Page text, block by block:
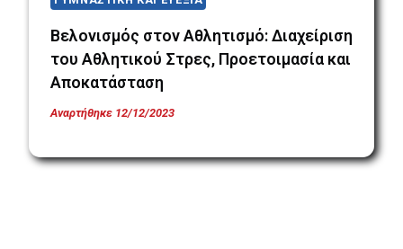
Βελονισμός στον Αθλητισμό: Διαχείριση
του Αθλητικού Στρες, Προετοιμασία και
Αποκατάσταση
Αναρτήθηκε 12/12/2023